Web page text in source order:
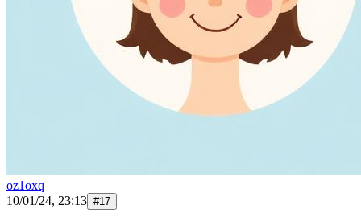
oz1oxq
10/01/24, 23:13 #17